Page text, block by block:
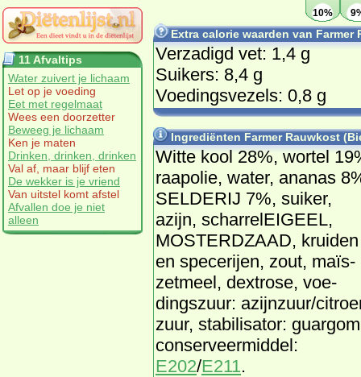
11 Afvaltips
Water zuivert je lichaam
Let op je voeding
Eet met regelmaat
Wees een doorzetter
Beweeg je lichaam
Ken je maten
Drinken, drinken, drinken
Val af, maar blijf eten
De wekker is je vriend
Van uitstel komt afstel
Afvallen doe je niet
alleen
10%
Extra calorie waarden van Farmer
Verzadigd vet: 1,4 g
Suikers: 8,4 g
Voedingsvezels: 0,8 g
Ingrediënten Farmer Rauwkost
Wit­te kool 28%, wor­tel
raap­olie, wa­ter, ana­nas
SEL­DERIJ 7%, sui­ker,
azijn, schar­re­lEIGEEL,
MOS­TERDZAAD, krui­den
en spe­ce­rij­en, zout, ma­ïs­
zet­meel, dex­tro­se, voe­
dings­zuur: azijn­zuur/
zuur, sta­bi­li­sa­tor:
con­ser­veer­mid­del:
E202/E211.